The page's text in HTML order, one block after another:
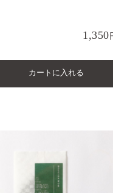
1,350
カートに入れる